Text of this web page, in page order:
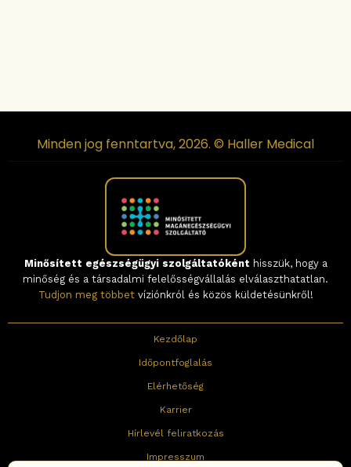
Minden jog fenntartva, 2026. © Haller Medical
Minősített egészségügyi szolgáltatóként hisszük, hogy a
minőség és a társadalmi felelősségvállalás elválaszthatatlan.
Tudjon meg többetvíziónkról és közös küldetésünkről!
Kezdőlap
Időpontfoglalás
Elérhetőség
Karrier
Hírlevél feliratkozás
Impresszum